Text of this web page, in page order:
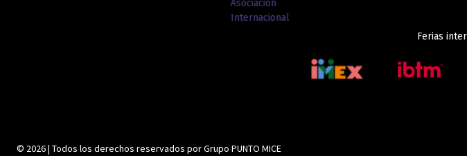
Ferias
© 2026 | Todos los derechos reservados por Grupo PUNTO MICE